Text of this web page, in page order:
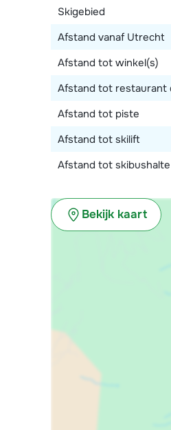
Skigebied
Afstand vanaf Utrecht
Afstand tot winkel(s)
Afstand tot restaurant
Afstand tot piste
Afstand tot skilift
Afstand tot skibushalte
Bekijk kaart